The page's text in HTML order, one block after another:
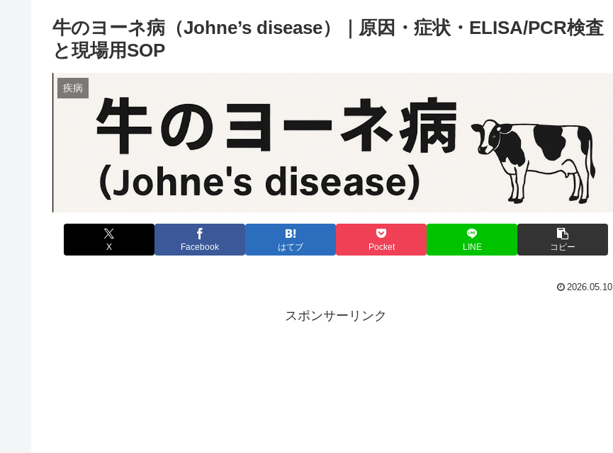
牛のヨーネ病（Johne’s disease）｜原因・症状・ELISA/PCR検査
と現場用SOP
疾病
X Facebook はてブ Pocket LINE コピー
2026.05.10
スポンサーリンク